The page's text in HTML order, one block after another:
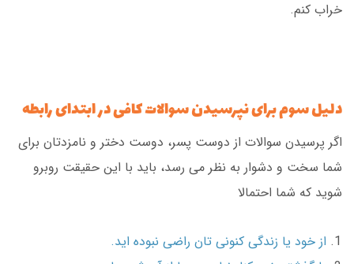
خراب کنم.
دلیل سوم برای نپرسیدن سوالات کافی در ابتدای رابطه
اگر پرسیدن سوالات از دوست پسر، دوست دختر و نامزدتان برای
شما سخت و دشوار به نظر می رسد، باید با این حقیقت روبرو
شوید که شما احتمالا
از خود یا زندگی کنونی تان راضی نبوده اید.